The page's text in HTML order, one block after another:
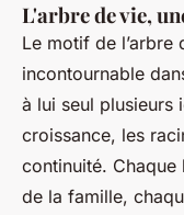
L'arbre de vie,
Le motif de l’arbre
incontournable
à lui seul plusieurs
croissance, les
continuité.
de la famille,